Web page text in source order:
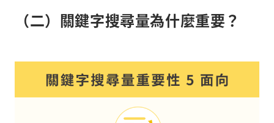
（二）關鍵字搜尋量為什麼重要？